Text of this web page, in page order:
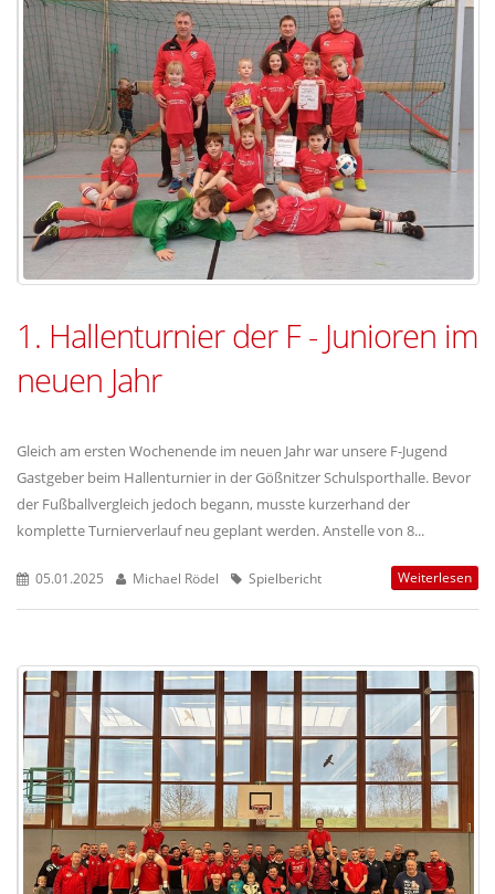
1. Hallenturnier der F - Junioren im
neuen Jahr
Gleich am ersten Wochenende im neuen Jahr war unsere F-Jugend
Gastgeber beim Hallenturnier in der Gößnitzer Schulsporthalle. Bevor
der Fußballvergleich jedoch begann, musste kurzerhand der
komplette Turnierverlauf neu geplant werden. Anstelle von 8...
05.01.2025 Michael Rödel Spielbericht Weiterlesen